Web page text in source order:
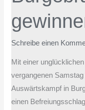
Schreibe einen
Mit einer
vergangenen
Auswärtskampf in
einen